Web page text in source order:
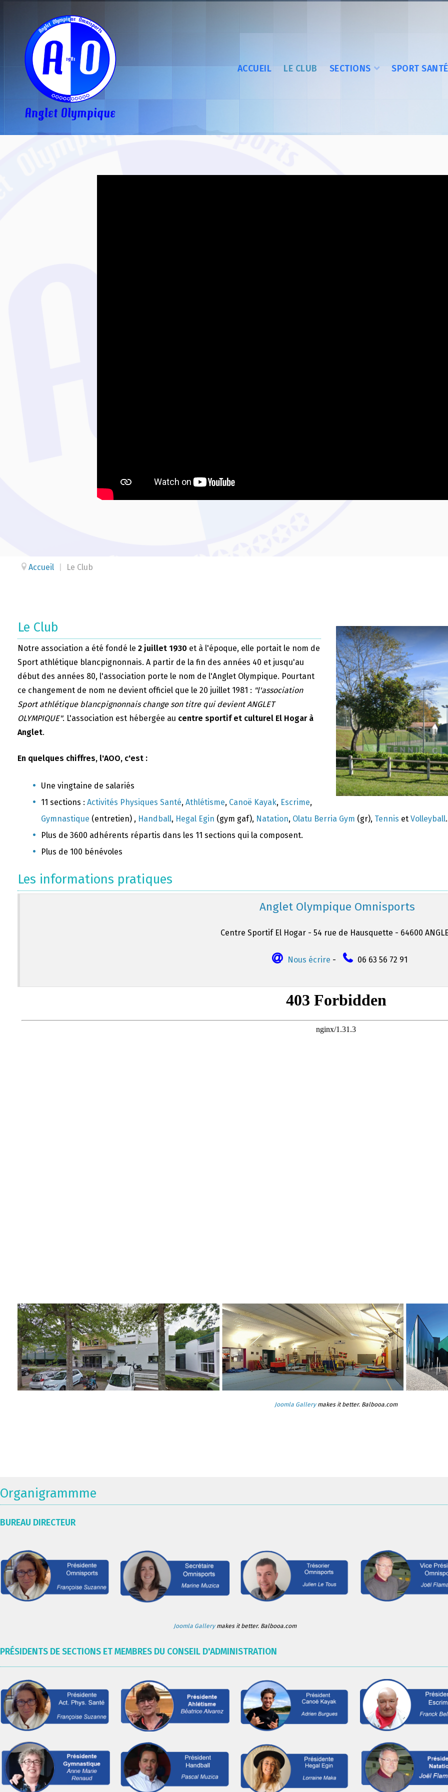
ACCUEIL LE CLUB SECTIONS SPORT SANTÉ
Accueil Le Club
Le Club
Notre association a été fondé le 2 juillet 1930 et à l'époque, elle portait le nom de
Sport athlétique blancpignonnais. A partir de la fin des années 40 et jusqu'au
début des années 80, l'association porte le nom de l'Anglet Olympique. Pourtant
ce changement de nom ne devient officiel que le 20 juillet 1981 : "l'association
Sport athlétique blancpignonnais change son titre qui devient ANGLET
OLYMPIQUE". L'association est hébergée au centre sportif et culturel El Hogar à
Anglet.
En quelques chiffres, l'AOO, c'est :
Une vingtaine de salariés
11 sections : Activités Physiques Santé, Athlétisme, Canoë Kayak, Escrime,
Gymnastique (entretien) , Handball, Hegal Egin (gym gaf), Natation, Olatu Berria Gym (gr), Tennis et Volleyball.
Plus de 3600 adhérents répartis dans les 11 sections qui la composent.
Plus de 100 bénévoles
Les informations pratiques
Anglet Olympique Omnisports
Centre Sportif El Hogar - 54 rue de Hausquette - 64600
Nous écrire - 06 63 56 72 91
Joomla Gallerymakes it better. Balbooa.com
Organigrammme
BUREAU DIRECTEUR
Joomla Gallerymakes it better. Balbooa.com
PRÉSIDENTS DE SECTIONS ET MEMBRES DU CONSEIL D'ADMINISTRATION